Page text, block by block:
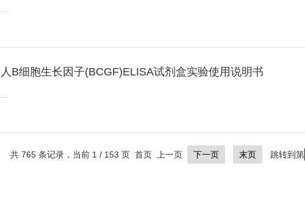
人B细胞生长因子(BCGF)ELISA试剂盒实验使用说明书
共 765 条记录，当前 1 / 153 页 首页 上一页 下一页 末页 跳转到第